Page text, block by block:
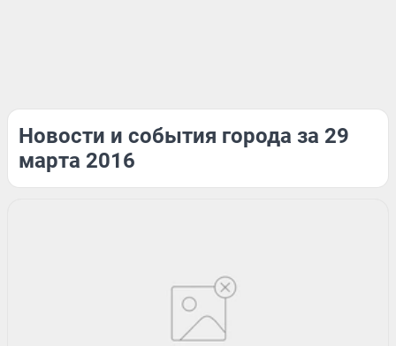
Новости и события города за 29
марта 2016